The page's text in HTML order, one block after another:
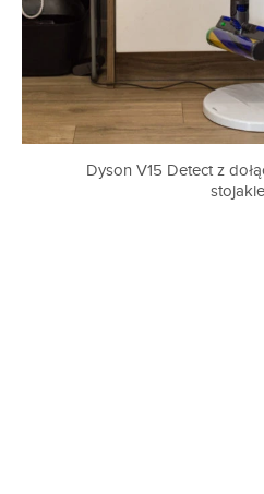
Dyson V15 Detect z